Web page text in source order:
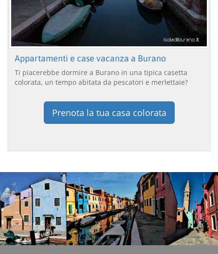
Appartamenti e case vacanza a Burano
Ti piacerebbe dormire a Burano in una tipica casetta
colorata, un tempo abitata da pescatori e merlettaie?
Prenota la tua casa colorata